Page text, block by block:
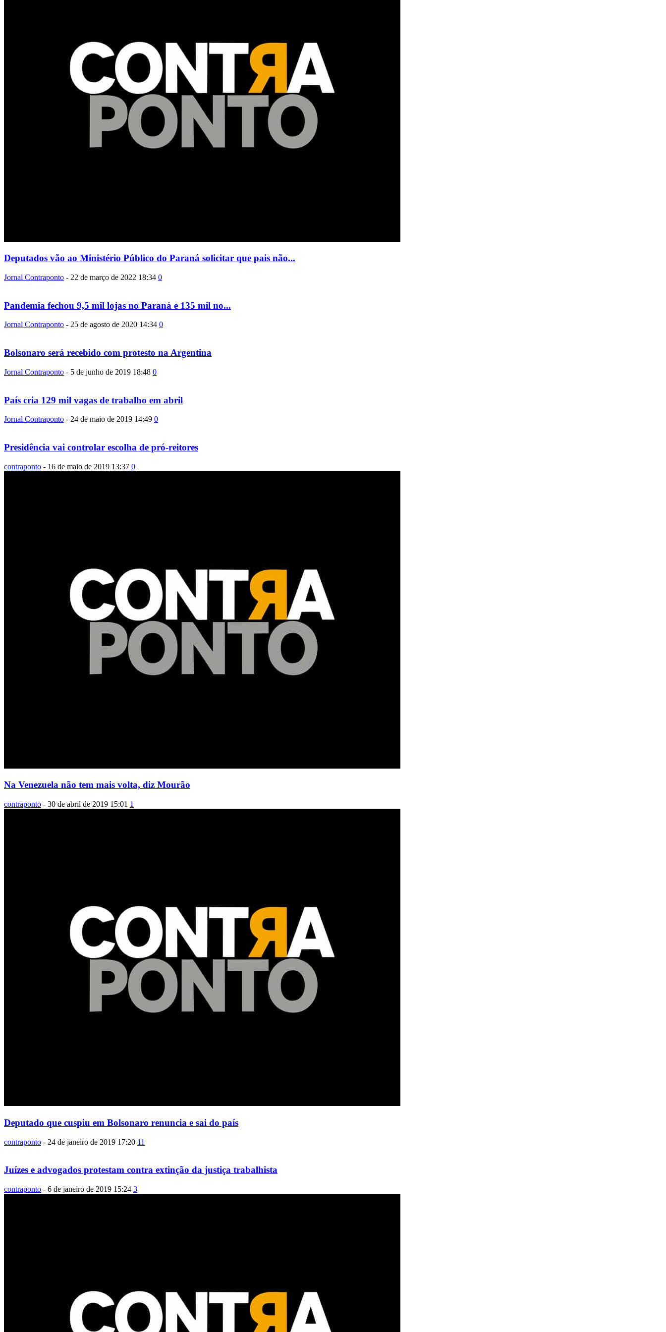
Deputados vão ao Ministério Público do Paraná solicitar que pais não...
Jornal Contraponto - 22 de março de 2022 18:34 0
Pandemia fechou 9,5 mil lojas no Paraná e 135 mil no...
Jornal Contraponto - 25 de agosto de 2020 14:34 0
Bolsonaro será recebido com protesto na Argentina
Jornal Contraponto - 5 de junho de 2019 18:48 0
País cria 129 mil vagas de trabalho em abril
Jornal Contraponto - 24 de maio de 2019 14:49 0
Presidência vai controlar escolha de pró-reitores
contraponto - 16 de maio de 2019 13:37 0
Na Venezuela não tem mais volta, diz Mourão
contraponto - 30 de abril de 2019 15:01 1
Deputado que cuspiu em Bolsonaro renuncia e sai do país
contraponto - 24 de janeiro de 2019 17:20 11
Juízes e advogados protestam contra extinção da justiça trabalhista
contraponto - 6 de janeiro de 2019 15:24 3